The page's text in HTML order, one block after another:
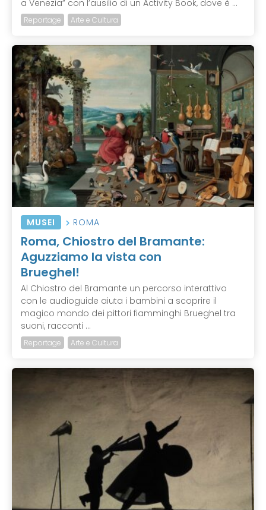
a Venezia” con l’ausilio di un Activity Book, dove è ...
Reportage Arte e Cultura
MUSEI ROMA
Roma, Chiostro del Bramante:
Aguzziamo la vista con
Brueghel!
Al Chiostro del Bramante un percorso interattivo
con le audioguide aiuta i bambini a scoprire il
magico mondo dei pittori fiamminghi Brueghel tra
suoni, racconti ...
Reportage Arte e Cultura